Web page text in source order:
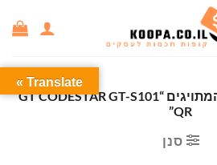
מוצרים המתויגים “GT CODESTAR GT-S101
QR”
סנן
Translate »